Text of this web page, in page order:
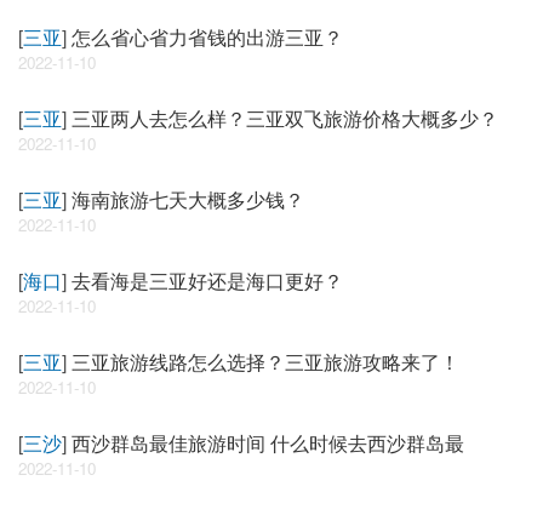
[三亚]怎么省心省力省钱的出游三亚？
2022-11-10
[三亚] 三亚两人去怎么样？三亚双飞旅游价格大概多少？
2022-11-10
[三亚]海南旅游七天大概多少钱？
2022-11-10
[海口]去看海是三亚好还是海口更好？
2022-11-10
[三亚] 三亚旅游线路怎么选择？三亚旅游攻略来了！
2022-11-10
[三沙]西沙群岛最佳旅游时间 什么时候去西沙群岛最
2022-11-10